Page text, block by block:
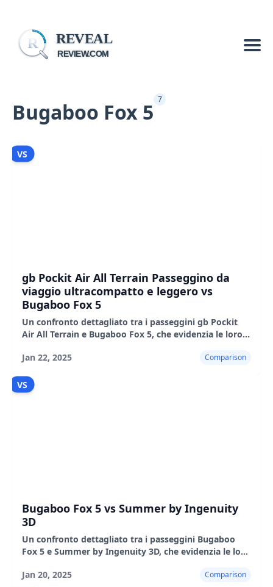
R REVEAL
REVIEW.COM
Bugaboo Fox 5 7
VS
gb Pockit Air All Terrain Passeggino da
viaggio ultracompatto e leggero vs
Bugaboo Fox 5
Un confronto dettagliato tra i passeggini gb Pockit
Air All Terrain e Bugaboo Fox 5, che evidenzia le loro
Jan 22, 2025
Comparison
VS
Bugaboo Fox 5 vs Summer by Ingenuity
3D
Un confronto dettagliato tra i passeggini Bugaboo
Fox 5 e Summer by Ingenuity 3D, che evidenzia le loro
mondo reale.
Jan 20, 2025 Comparison